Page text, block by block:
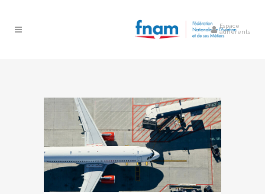
Espace
adhérents